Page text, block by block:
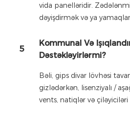
vida panelləridir.
dəyişdirmək və ya
5
Kommunal Və
Dəstəkləyirlərmi?
Bəli, gips divar lövhəsi
gizlədərkən, lisenziyalı /
vents, natiqlər və